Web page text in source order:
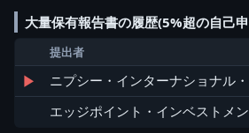
大量保有報告書の履歴(5%超の自己
提出者
▶ ニプシー・インターナショナル
エッジポイント・インベストメ